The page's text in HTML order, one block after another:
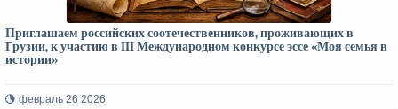
Приглашаем российских соотечественников, проживающих в
Грузии, к участию в III Международном конкурсе эссе «Моя семья в
истории»
февраль 26 2026